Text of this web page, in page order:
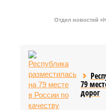
Отдел новостей
79
дорог